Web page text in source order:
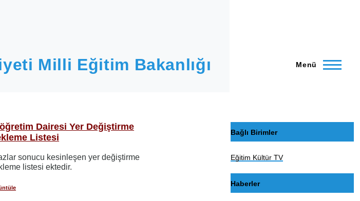
Milli Eğitim Bakanlığı Menü
Dairesi Yer Değiştirme
Listesi
sonucu kesinleşen yer değiştirme
listesi ektedir.
Bağlı Birimler
Eğitim Kültür TV
Haberler